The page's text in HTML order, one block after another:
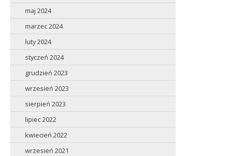
maj 2024
marzec 2024
luty 2024
styczeń 2024
grudzień 2023
wrzesień 2023
sierpień 2023
lipiec 2022
kwiecień 2022
wrzesień 2021